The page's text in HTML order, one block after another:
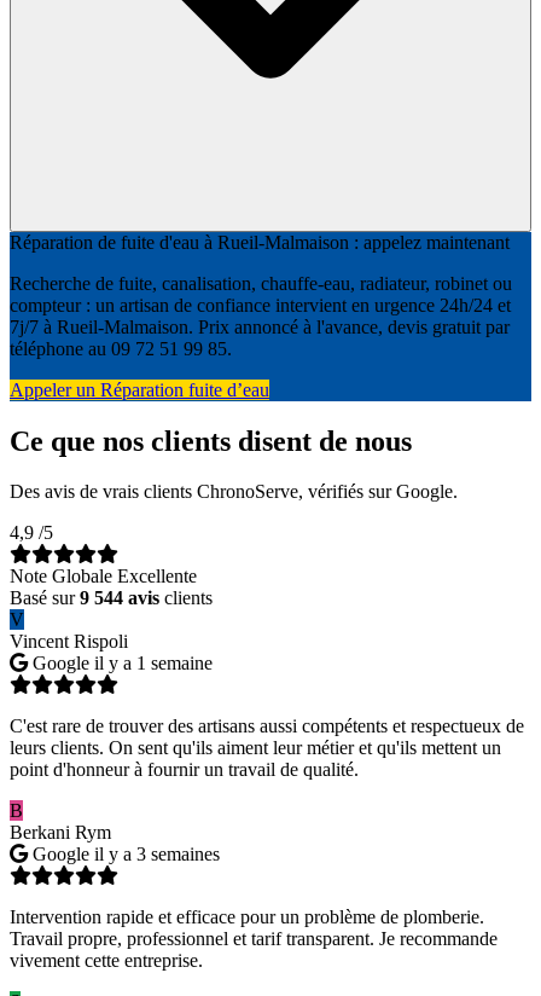
Réparation de fuite d'eau à Rueil-Malmaison : appelez maintenant
Recherche de fuite, canalisation, chauffe-eau, radiateur, robinet ou
compteur : un artisan de confiance intervient en urgence 24h/24 et
7j/7 à Rueil-Malmaison. Prix annoncé à l'avance, devis gratuit par
téléphone au 09 72 51 99 85.
Appeler un Réparation fuite d’eau
Ce que nos clients disent de nous
Des avis de vrais clients ChronoServe, vérifiés sur Google.
4,9 /5
Note Globale Excellente
Basé sur9 544 avis clients
V
Vincent Rispoli
Google il y a 1 semaine
C'est rare de trouver des artisans aussi compétents et respectueux de
leurs clients. On sent qu'ils aiment leur métier et qu'ils mettent un
point d'honneur à fournir un travail de qualité.
B
Berkani Rym
Google il y a 3 semaines
Intervention rapide et efficace pour un problème de plomberie.
Travail propre, professionnel et tarif transparent. Je recommande
vivement cette entreprise.